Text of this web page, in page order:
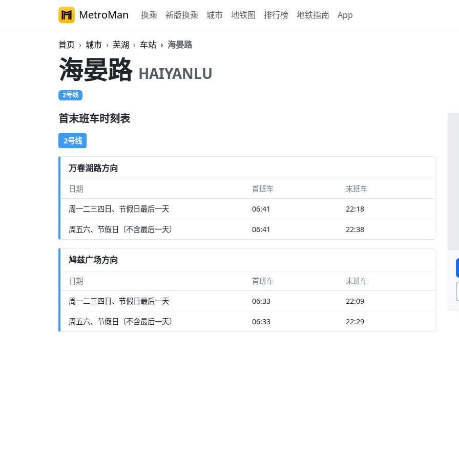
MetroMan 换乘 新版换乘 城市 地铁图 排行榜 地铁指南 App
首页 城市 芜湖 车站 海晏路
海晏路 HAIYANLU
2号线
首末班车时刻表
2号线
万春湖路方向
日期 首班车 末班车
周一二三四日、节假日最后一天 06:41 22:18
周五六、节假日（不含最后一天） 06:41 22:38
鸠兹广场方向
日期 首班车 末班车
周一二三四日、节假日最后一天 06:33 22:09
周五六、节假日（不含最后一天） 06:33 22:29